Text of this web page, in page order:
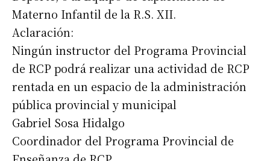
Materno Infantil de la R.S. XII.
Aclaración:
Ningún instructor del Programa Provincial
de RCP podrá realizar una actividad de RCP
rentada en un espacio de la administración
pública provincial y municipal
Gabriel Sosa Hidalgo
Coordinador del Programa Provincial de